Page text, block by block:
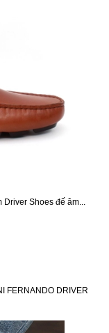
Shoes đế âm...
FERNANDO DRIVER